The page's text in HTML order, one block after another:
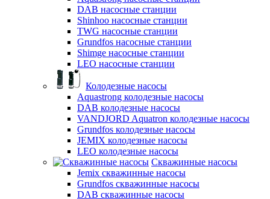
DAB насосные станции
Shinhoo насосные станции
TWG насосные станции
Grundfos насосные станции
Shimge насосные станции
LEO насосные станции
Колодезные насосы
Aquastrong колодезные насосы
DAB колодезные насосы
VANDJORD Aquatron колодезные насосы
Grundfos колодезные насосы
JEMIX колодезные насосы
LEO колодезные насосы
Скважинные насосы
Jemix cкважинные насосы
Grundfos скважинные насосы
DAB скважинные насосы